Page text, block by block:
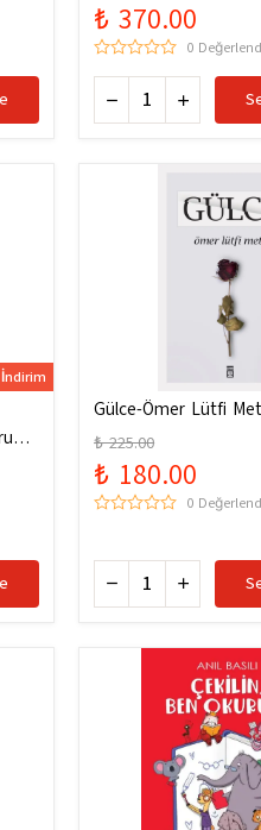
₺ 370.00
0
Gülce-Ömer Lütfi
₺ 225.00
₺ 180.00
0